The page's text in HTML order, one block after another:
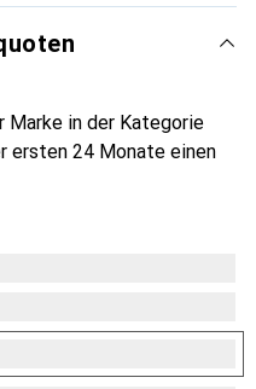
in der Kategorie
ersten 24 Monate einen